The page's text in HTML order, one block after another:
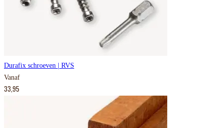
Durafix schroeven | RVS
Vanaf
33,95